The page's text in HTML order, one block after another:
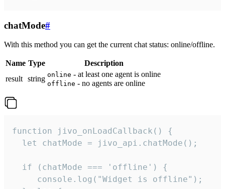
chatMode#
With this method you can get the current chat status: online/offline.
Name Type
Description
result string online - at least one agent is online
offline - no agents are online
function jivo_onLoadCallback() {
  let chatMode = jivo_api.chatMode();
  if (chatMode === 'offline') {
     console.log("Widget is offline");